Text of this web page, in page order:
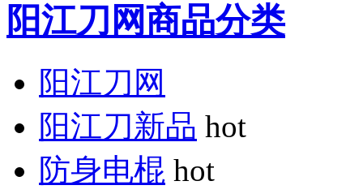
阳江刀网商品分类
阳江刀网
阳江刀新品 hot
防身电棍 hot